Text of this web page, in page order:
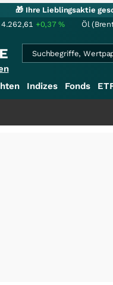
🎁 Ihre Lieblingsaktie
4.262,61 +0,37% Öl
Indizes Fonds